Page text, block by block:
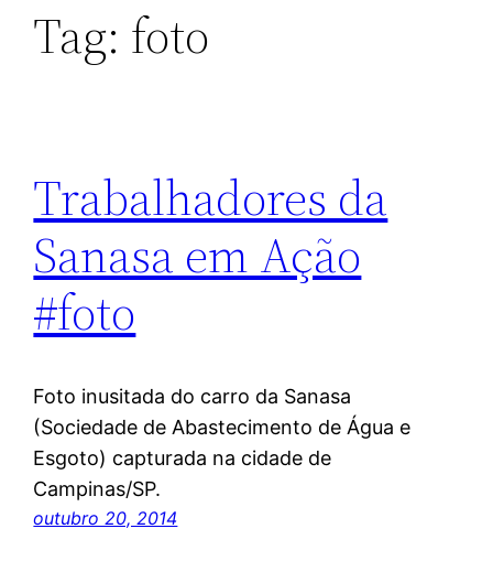
Tag: foto
Trabalhadores da
Sanasa em Ação
#foto
Foto inusitada do carro da Sanasa
(Sociedade de Abastecimento de Água e
Esgoto) capturada na cidade de
Campinas/SP.
outubro 20, 2014